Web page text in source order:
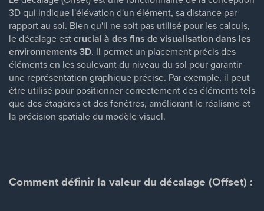
3D qui indique l'élévation d'un élément, sa distance par
rapport au sol. Bien qu'il ne soit pas utilisé pour les calculs,
le décalage estcrucial à des fins de visualisation dans les
environnements 3D. Il permet un placement précis des
éléments en les soulevant du niveau du sol pour garantir
une représentation graphique précise. Par exemple, il peut
être utilisé pour positionner correctement des éléments tels
que des étagères et des fenêtres, améliorant le réalisme et
la précision spatiale du modèle visuel.
Comment définir la valeur du décalage (Offset) :